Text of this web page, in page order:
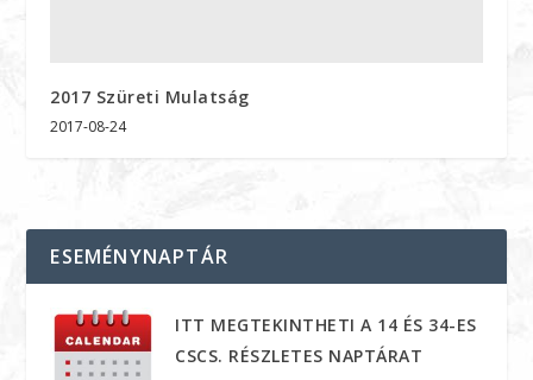
2017 Szüreti Mulatság
2017-08-24
ESEMÉNYNAPTÁR
ITT MEGTEKINTHETI A 14 ÉS 34-ES
CSCS. RÉSZLETES NAPTÁRAT